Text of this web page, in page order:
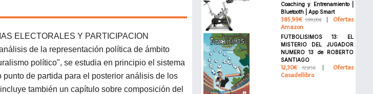
ELECTORALES Y PARTICIPACION
de la representación política de ámbito
político", se estudia en principio el sistema
de partida para el posterior análisis de los
también un capítulo sobre composición del
Coaching y Entrenamiento |
Bluetooth | App Smart
385,99€ 599,00€ Ofertas
Amazon
FUTBOLISIMOS 13: EL
MISTERIO DEL JUGADOR
NUMERO 13 de ROBERTO
SANTIAGO
12,30€ 12,95€ Ofertas
Casadellibro